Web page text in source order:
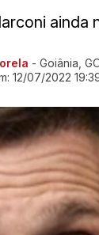
ainda
- Goiânia,
12/07/2022